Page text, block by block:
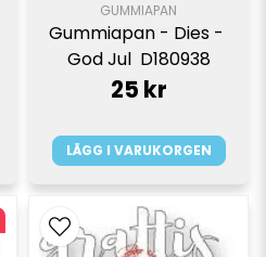
GUMMIAPAN
Gummiapan - Dies -
God Jul  D180938
25 kr
LÄGG I VARUKORGEN